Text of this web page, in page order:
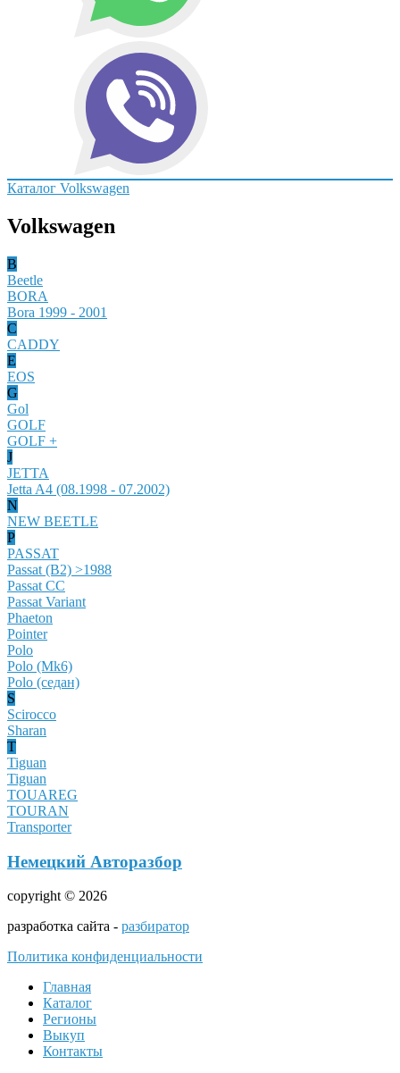
Каталог Volkswagen
Volkswagen
B
Beetle
BORA
Bora 1999 - 2001
C
CADDY
E
EOS
G
Gol
GOLF
GOLF +
J
JETTA
Jetta A4 (08.1998 - 07.2002)
N
NEW BEETLE
P
PASSAT
Passat (B2) >1988
Passat CC
Passat Variant
Phaeton
Pointer
Polo
Polo (Mk6)
Polo (седан)
S
Scirocco
Sharan
T
Tiguan
Tiguan
TOUAREG
TOURAN
Transporter
Немецкий Авторазбор
copyright © 2026
разработка сайта - разбиратор
Политика конфиденциальности
Главная
Каталог
Регионы
Выкуп
Контакты